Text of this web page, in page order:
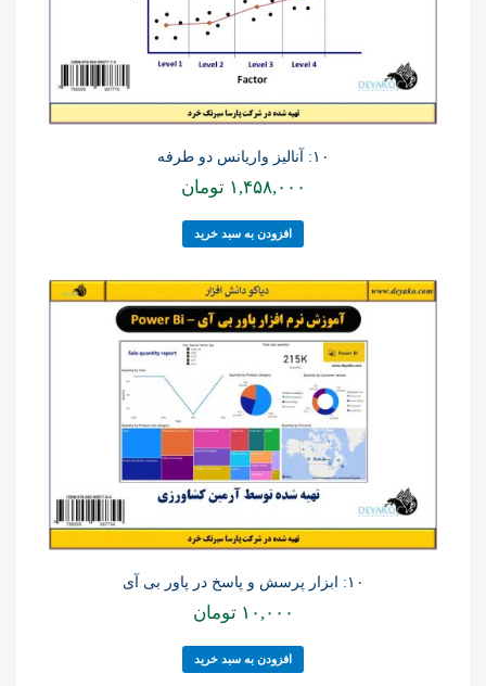
۱۰: آنالیز واریانس دو طرفه
۱,۴۵۸,۰۰۰ تومان
افزودن به سبد خرید
۱۰: ابزار پرسش و پاسخ در پاور بی آی
۱۰,۰۰۰ تومان
افزودن به سبد خرید